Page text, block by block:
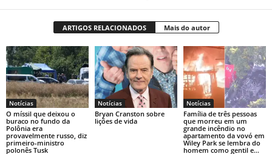
ARTIGOS RELACIONADOS Mais do autor
Notícias
O míssil que deixou o
buraco no fundo da
Polônia era
provavelmente russo, diz
primeiro-ministro
polonês Tusk
Notícias
Bryan Cranston sobre
lições de vida
Notícias
Família de três pessoas
que morreu em um
grande incêndio no
apartamento da vovó em
Wiley Park se lembra do
homem como gentil e...